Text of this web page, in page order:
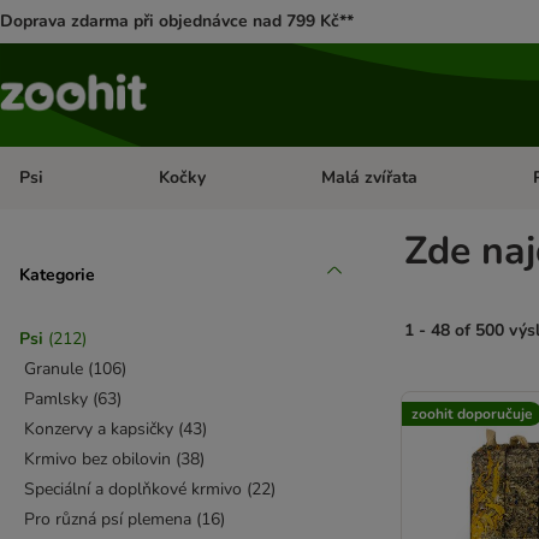
Doprava zdarma při objednávce nad 799 Kč**
Psi Otevřít menu: Psi
Kočky Otevřít menu: Kočky
Malá zvířata
Kategorie
Psi (212)
Granule (106)
Pamlsky (63)
Konzervy a kapsičky (43)
Krmivo bez obilovin (38)
Speciální a doplňkové krmivo (22)
Pro různá psí plemena (16)
Zde
1 - 48 of 500
zoohit doporučuje